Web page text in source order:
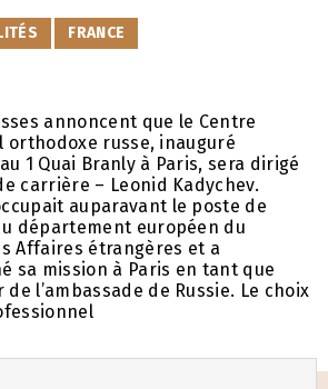
FRANCE
annoncent que le Centre
russe, inauguré
1 Quai Branly à Paris, sera dirigé
carrière – Leonid Kadychev.
auparavant le poste de
département européen du
Affaires étrangères et a
sa mission à Paris en tant que
l’ambassade de Russie. Le choix